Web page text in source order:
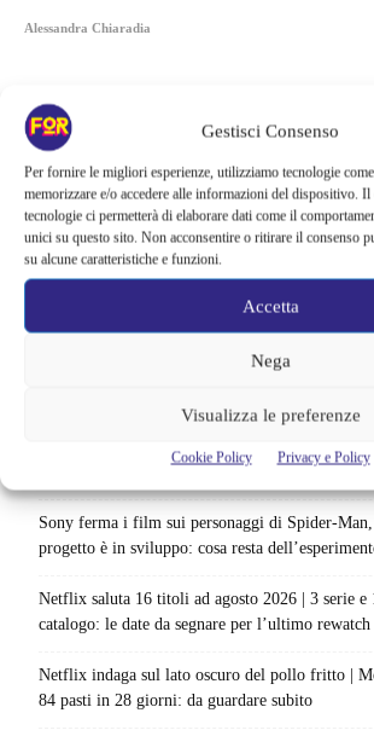
Gestisci Consenso
Per fornire le migliori esperienze, utilizziamo tecnologie
memorizzare e/o accedere alle informazioni del dispositivo. Il
tecnologie ci permetterà di elaborare dati come il
unici su questo sito. Non acconsentire o ritirare il consenso
su alcune caratteristiche e funzioni.
Accetta
Nega
Visualizza le preferenze
Cookie Policy Privacy e Policy
Alessandra Chiaradia
La paura dell’altezza torna al cinema | Il sequel
scenario: una nuova sfida senza via di fuga
Sony ferma i film sui personaggi di Spider-Man,
progetto è in sviluppo: cosa resta
Netflix saluta 16 titoli ad agosto 2026 | 3 serie
catalogo: le date da segnare per l’ultimo rewatch
Netflix indaga sul lato oscuro del pollo fritto |
84 pasti in 28 giorni: da guardare subito